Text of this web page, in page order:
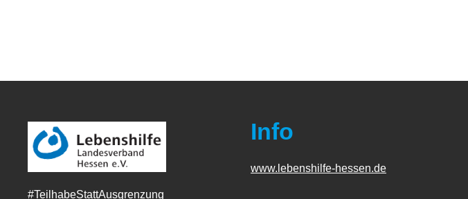
#TeilhabeStattAusgrenzung
Info
www.lebenshilfe-hessen.de